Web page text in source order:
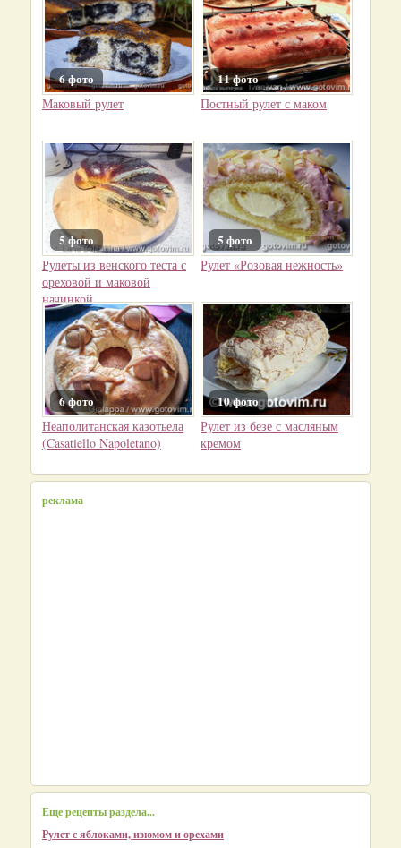
6 фото
Маковый рулет
11 фото
Постный рулет с маком
5 фото
Рулеты из венского теста с
ореховой и маковой
начинкой
5 фото
Рулет «Розовая нежность»
6 фото
Неаполитанская казотьела
(Casatiello Napoletano)
10 фото
Рулет из безе с масляным
кремом
реклама
Еще рецепты раздела...
Рулет с яблоками, изюмом и орехами